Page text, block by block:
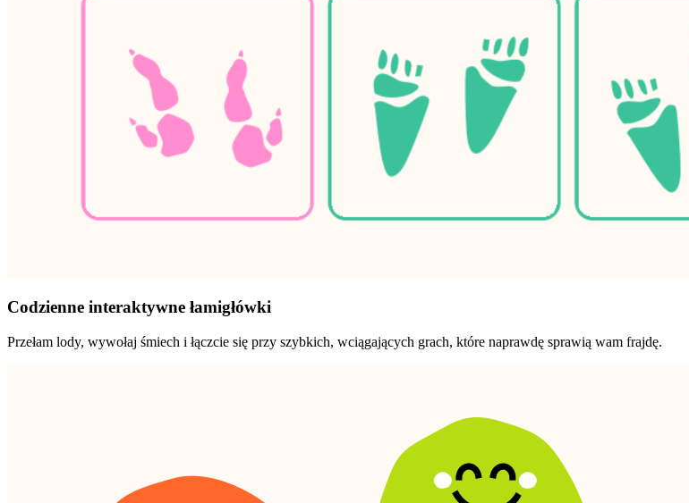
Codzienne interaktywne łamigłówki
Przełam lody, wywołaj śmiech i łączcie się przy szybkich, wciągających grach, które naprawdę sprawią wam frajdę.